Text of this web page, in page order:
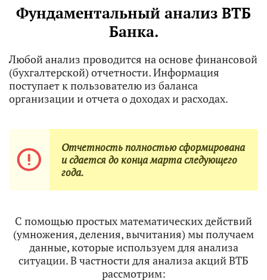
Фундаментальный анализ ВТБ
Банка.
Любой анализ проводится на основе финансовой
(бухгалтерской) отчетности. Информация
поступает к пользователю из баланса
организации и отчета о доходах и расходах.
Отчетность полностью сформирована
и сдается до конца марта следующего
года.
С помощью простых математических действий
(умножения, деления, вычитания) мы получаем
данные, которые используем для анализа
ситуации. В частности для анализа акций ВТБ
рассмотрим: